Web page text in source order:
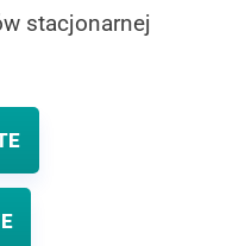
stacjonarnej